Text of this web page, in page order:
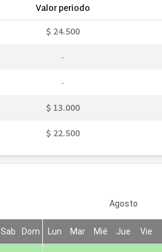
Valor periodo
$ 24.500
$ 13.000
$ 22.500
Sab Dom
Agosto
Lun Mar Mié Jue Vie